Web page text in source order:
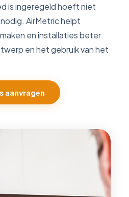
is ingeregeld hoeft niet
AirMetric helpt
en installaties beter
en het gebruik van het
aanvragen